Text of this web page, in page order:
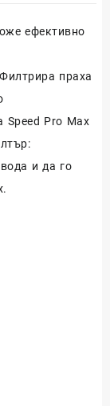
ефективно
праха
Speed ​​Pro Max
и да го